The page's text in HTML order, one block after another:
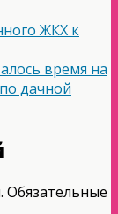
ЖКХ к
время на
дачной
Обязательные